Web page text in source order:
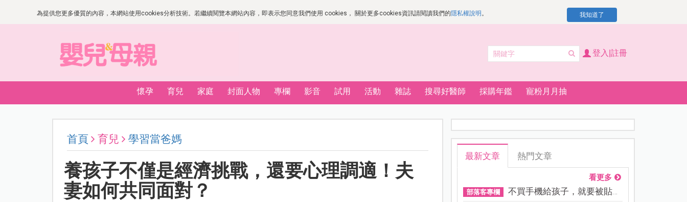
為提供您更多優質的內容，本網站使用cookies分析技術。若繼續閱覽本網站內容，即表示您同意我們使用 cookies， 關於更多cookies資訊請閱讀我們的隱私權說明 。 我知道了
登入|註冊
懷孕 育兒 家庭 封面人物 專欄 影音 試用 活動 雜誌 搜尋好醫師 採購年鑑 寵粉月月抽
首頁 育兒 學習當爸媽
養孩子不僅是經濟挑戰，還要心理調適！夫
妻如何共同面對？
最新文章 熱門文章
看更多
部落客專欄 不買手機給孩子，就要被貼「...